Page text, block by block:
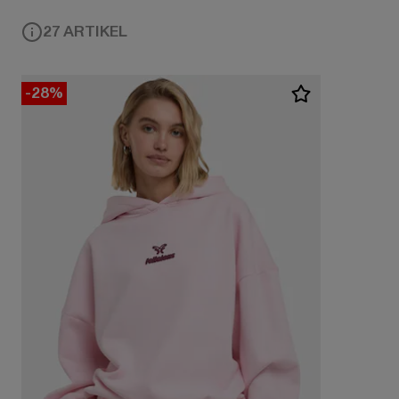
27 ARTIKEL
-28%